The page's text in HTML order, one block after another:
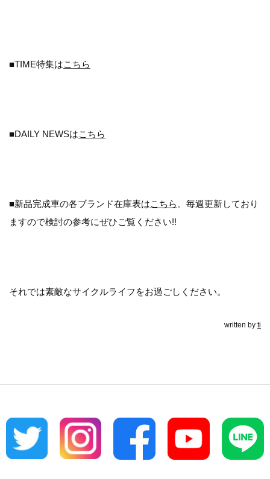
■TIME特集はこちら
■DAILY NEWSはこちら
■新品完成車の各ブランド在庫表はこちら 。毎週更新しており
ますので検討の参考にぜひご覧ください!!
それでは素敵なサイクルライフをお過ごしください。
written by ti